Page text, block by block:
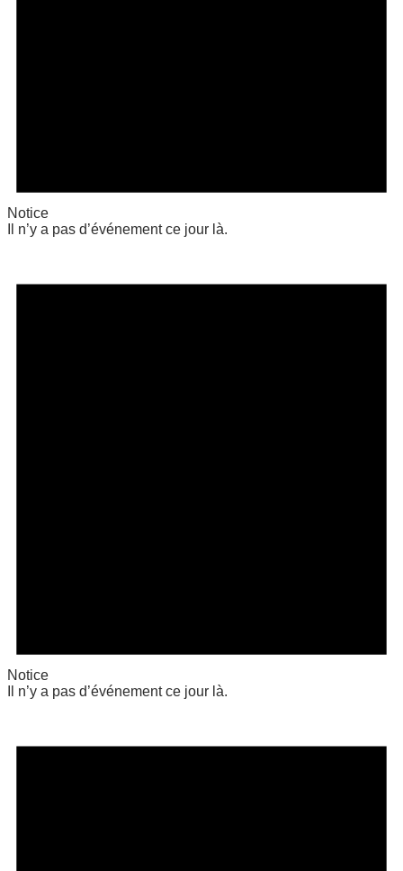
Notice
Il n’y a pas d’événement ce jour là.
Notice
Il n’y a pas d’événement ce jour là.